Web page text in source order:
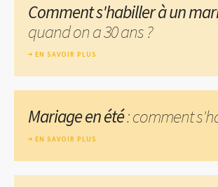
Comment s'habiller à un
quand on a 30 ans ?
EN SAVOIR PLUS
Mariage en été: comment
EN SAVOIR PLUS